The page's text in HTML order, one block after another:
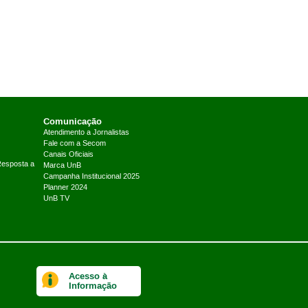
a
Comunicação
Atendimento a Jornalistas
Fale com a Secom
Canais Oficiais
Marca UnB
Campanha Institucional 2025
Planner 2024
UnB TV
Acesso à
Informação